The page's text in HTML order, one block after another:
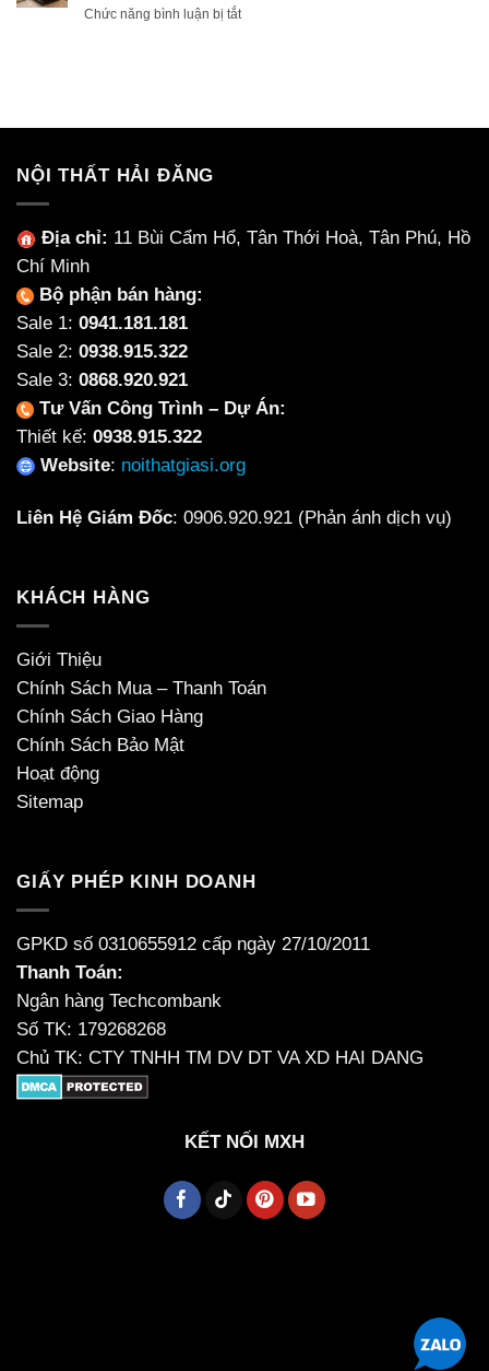
Nên
Ceramic
Chân
Chức năng bình luận bị tắtở
vuông
căn
hộ
NỘI THẤT HẢI ĐĂNG
Địa chỉ: 11 Bùi Cẩm Hổ, Tân Thới Hoà, Tân Phú, Hồ
Chí Minh
Bộ phận bán hàng:
Sale 1: 0941.181.181
Sale 2: 0938.915.322
Sale 3: 0868.920.921
Tư Vấn Công Trình – Dự Án:
Thiết kế: 0938.915.322
Website: noithatgiasi.org
Liên Hệ Giám Đốc: 0906.920.921 (Phản ánh dịch vụ)
KHÁCH HÀNG
Giới Thiệu
Chính Sách Mua – Thanh Toán
Chính Sách Giao Hàng
Chính Sách Bảo Mật
Hoạt động
Sitemap
GIẤY PHÉP KINH DOANH
GPKD số 0310655912 cấp ngày 27/10/2011
Thanh Toán:
Ngân hàng Techcombank
Số TK: 179268268
Chủ TK: CTY TNHH TM DV DT VA XD HAI DANG
KẾT NỐI MXH